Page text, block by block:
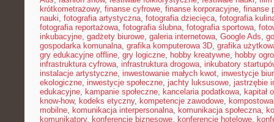
krótkometrażowy, finanse cyfrowe, finanse korporacyjne, finanse
nauki, fotografia artystyczna, fotografia dziecięca, fotografia
fotografia reportażowa, fotografia ślubna, fotografia sportowa,
inkubacyjne, gadżety biurowe, galeria internetowa, Google Ads,
gospodarka komunalna, grafika komputerowa 3D, grafika
gry edukacyjne offline, gry logiczne, hobby kreatywne, hobby
infrastruktura cyfrowa, infrastruktura drogowa, inkubatory
instalacje artystyczne, inwestowanie małych kwot, inwestycje
ekologiczne, inwestycje społeczne, jachty luksusowe, jastrzębie
edukacyjne, kampanie społeczne, kancelaria podatkowa, kapitał
know-how, kodeks etyczny, kompetencje zawodowe,
mobilne, komunikacja interpersonalna, komunikacja społeczna,
komunikatory, konferencje biznesowe, konferencje hotelowe,